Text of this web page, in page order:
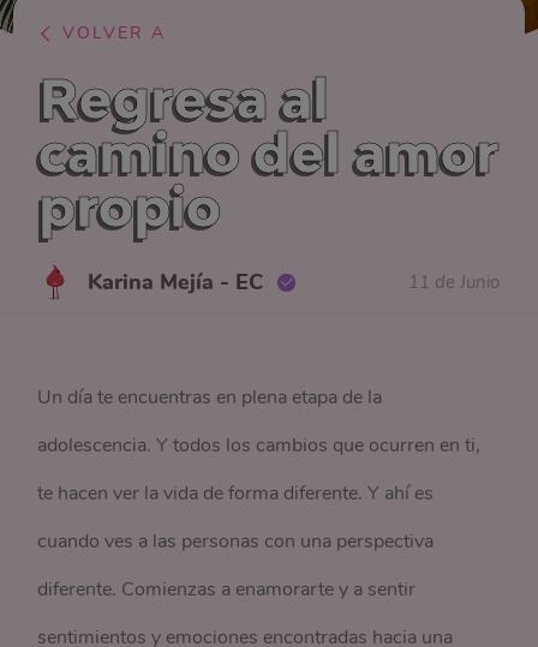
VOLVER A
Regresa al
camino del amor
propio
Karina Mejía - EC 11 de Junio
Un día te encuentras en plena etapa de la
adolescencia. Y todos los cambios que ocurren en ti,
te hacen ver la vida de forma diferente. Y ahí es
cuando ves a las personas con una perspectiva
diferente. Comienzas a enamorarte y a sentir
sentimientos y emociones encontradas hacia una